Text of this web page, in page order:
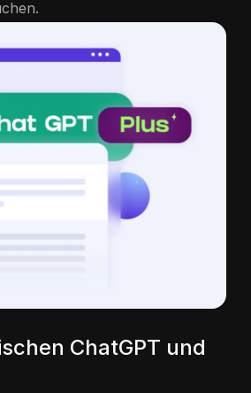
ChatGPT und